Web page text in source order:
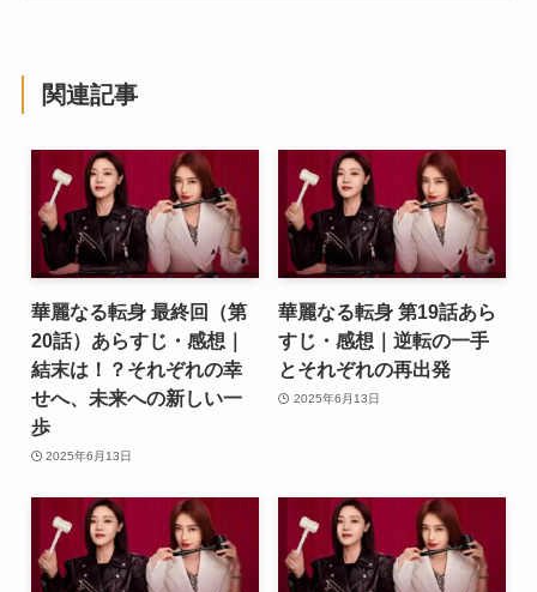
関連記事
華麗なる転身 最終回（第
20話）あらすじ・感想｜
結末は！？それぞれの幸
せへ、未来への新しい一
歩
2025年6月13日
華麗なる転身 第19話あら
すじ・感想｜逆転の一手
とそれぞれの再出発
2025年6月13日